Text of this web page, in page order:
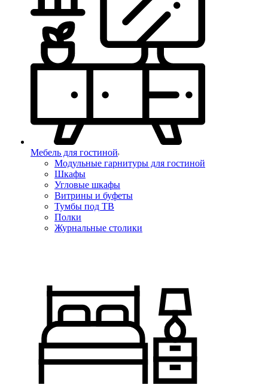
Мебель для гостиной
Модульные гарнитуры для гостиной
Шкафы
Угловые шкафы
Витрины и буфеты
Тумбы под ТВ
Полки
Журнальные столики